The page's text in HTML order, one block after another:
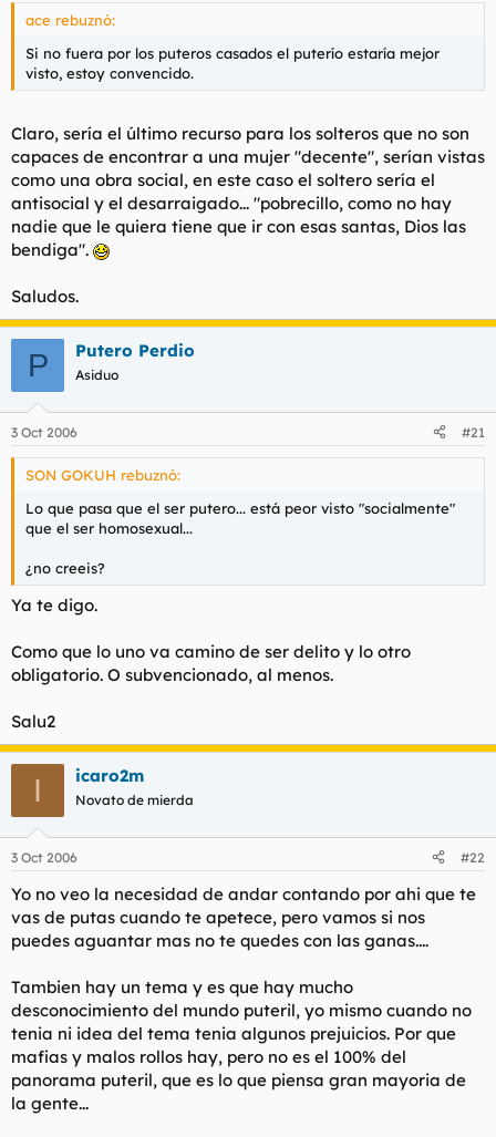
ace rebuznó:
Si no fuera por los puteros casados el puterío estaría mejor
visto, estoy convencido.
Claro, sería el último recurso para los solteros que no son
capaces de encontrar a una mujer "decente", serían vistas
como una obra social, en este caso el soltero sería el
antisocial y el desarraigado... "pobrecillo, como no hay
nadie que le quiera tiene que ir con esas santas, Dios las
bendiga".
Saludos.
P Putero Perdio
Asiduo
3 Oct 2006 #21
SON GOKUH rebuznó:
Lo que pasa que el ser putero... está peor visto "socialmente"
que el ser homosexual...
¿no creeis?
Ya te digo.
Como que lo uno va camino de ser delito y lo otro
obligatorio. O subvencionado, al menos.
Salu2
I icaro2m
Novato de mierda
3 Oct 2006 #22
Yo no veo la necesidad de andar contando por ahi que te
vas de putas cuando te apetece, pero vamos si nos
puedes aguantar mas no te quedes con las ganas....
Tambien hay un tema y es que hay mucho
desconocimiento del mundo puteril, yo mismo cuando no
tenia ni idea del tema tenia algunos prejuicios. Por que
mafias y malos rollos hay, pero no es el 100% del
panorama puteril, que es lo que piensa gran mayoria de
la gente...